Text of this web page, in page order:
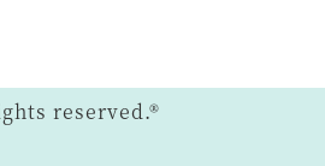
reserved.®